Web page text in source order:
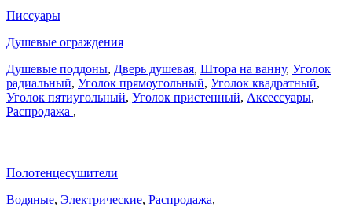
Писсуары
Душевые ограждения
Душевые поддоны, Дверь душевая, Штора на ванну, Уголок
радиальный, Уголок прямоугольный, Уголок квадратный,
Уголок пятиугольный, Уголок пристенный, Аксессуары,
Распродажа ,
Полотенцесушители
Водяные, Электрические, Распродажа,